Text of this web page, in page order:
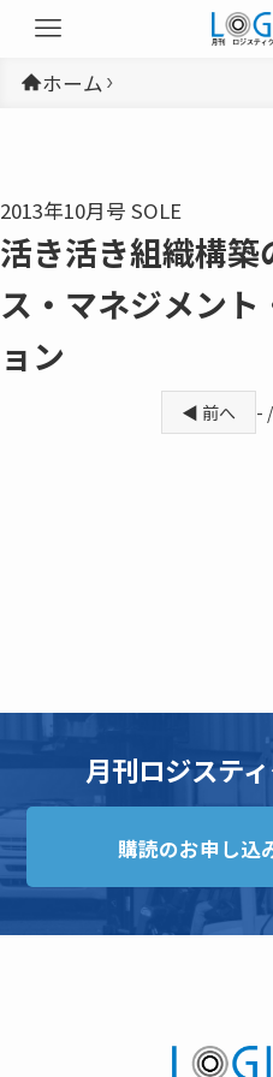
ホーム
2013年10月号 SOLE
活き活き組織構築
ス・マネジメン
ョン
◀ 前へ -
月刊ロジステ
購読のお申し込